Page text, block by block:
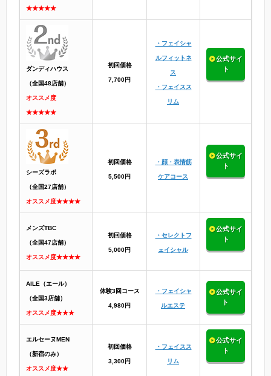
★★★★★
ダンディハウス
（全国48店舗）
オススメ度
★★★★★
初回価格
7,700円
・フェイシャ
ルフィットネ
ス
・フェイスス
リム
公式サイ
ト
シーズラボ
（全国27店舗）
オススメ度★★★★
初回価格
5,500円
・顔・表情筋
ケアコース
公式サイ
ト
メンズTBC
（全国47店舗）
オススメ度★★★★
初回価格
5,000円
・セレクトフ
ェイシャル
公式サイ
ト
AILE（エール）
（全国3店舗）
オススメ度★★★
体験3回コース
4,980円
・フェイシャ
ルエステ
公式サイ
ト
エルセーヌMEN
（新宿のみ）
オススメ度★★
初回価格
3,300円
・フェイスス
リム
公式サイ
ト